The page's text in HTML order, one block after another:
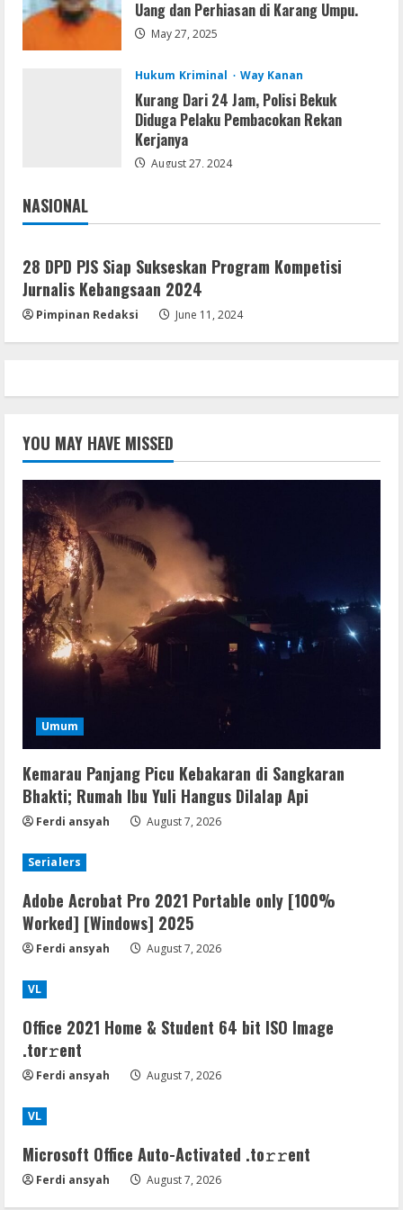
FL Studio Portable + License Key
[Patch] (x86x64) Stable Unlimited
August 7, 2026
Uang dan Perhiasan di Karang Umpu.
May 27, 2025
Hukum Kriminal Way Kanan
Kurang Dari 24 Jam, Polisi Bekuk
Diduga Pelaku Pembacokan Rekan
Kerjanya
August 27, 2024
NASIONAL
Jakarta
28 DPD PJS Siap Sukseskan Program Kompetisi
Jurnalis Kebangsaan 2024
Pimpinan Redaksi June 11, 2024
YOU MAY HAVE MISSED
Umum
Kemarau Panjang Picu Kebakaran di Sangkaran
Bhakti; Rumah Ibu Yuli Hangus Dilalap Api
Ferdi ansyah August 7, 2026
Serialers
Adobe Acrobat Pro 2021 Portable only [100%
Worked] [Windows] 2025
Ferdi ansyah August 7, 2026
VL
Office 2021 Home & Student 64 bit ISO Image
.tоr𝚛еnt
Ferdi ansyah August 7, 2026
VL
Microsoft Office Auto-Activated .tо𝚛𝚛еnt
Ferdi ansyah August 7, 2026